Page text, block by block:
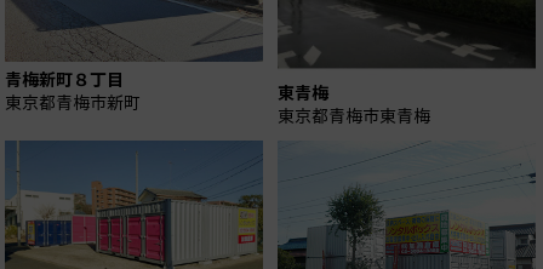
青梅新町８丁目
東京都青梅市新町 東青梅
東京都青梅市東青梅